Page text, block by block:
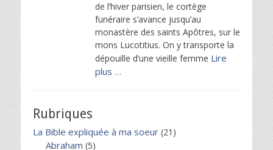
de l’hiver parisien, le cortège
funéraire s’avance jusqu’au
monastère des saints Apôtres, sur le
mons Lucotitius. On y transporte la
dépouille d’une vieille femme Lire
plus …
Rubriques
La Bible expliquée à ma soeur (21)
Abraham (5)